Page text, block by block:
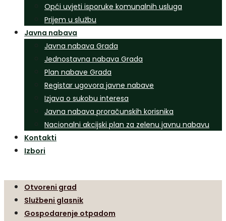
Opći uvjeti isporuke komunalnih usluga
Prijem u službu
Javna nabava
Javna nabava Grada
Jednostavna nabava Grada
Plan nabave Grada
Registar ugovora javne nabave
Izjava o sukobu interesa
Javna nabava proračunskih korisnika
Nacionalni akcijski plan za zelenu javnu nabavu
Kontakti
Izbori
Otvoreni grad
Službeni glasnik
Gospodarenje otpadom